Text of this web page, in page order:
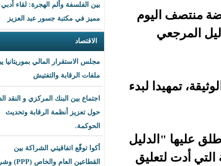
بين الفلسفة وألم الهجرة: لقاء أدبي
مميز في مكتبة جسور عبد العزيز
مجلس الاستقرار المالي بموريتانيا يبحث
ملفات الرقابة والتفتيش
اجتماع بين البنك المركزي و النقد الدولي
حول تعزيز أنظمة الرقابة وتحديث
أكوا توقّع اتفاقيتي الشراكة بين
القطاعين العام والخاص (PPP) وشراء
لبدء